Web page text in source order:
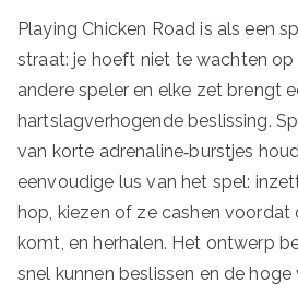
Playing Chicken Road is als een
straat: je hoeft niet te wachten op
andere speler en elke zet brengt
hartslagverhogende beslissing.
van korte adrenaline‑burstjes
eenvoudige lus van het spel:
hop, kiezen of ze cashen
komt, en herhalen. Het ontwerp
snel kunnen beslissen en de